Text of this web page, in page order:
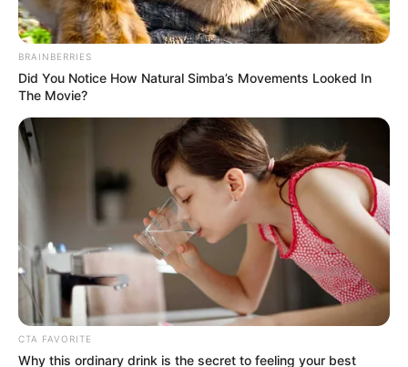
BRAINBERRIES
Did You Notice How Natural Simba’s Movements Looked In
The Movie?
CTA FAVORITE
Why this ordinary drink is the secret to feeling your best